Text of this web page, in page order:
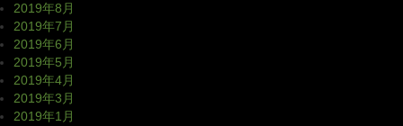
2019年8月
2019年7月
2019年6月
2019年5月
2019年4月
2019年3月
2019年1月